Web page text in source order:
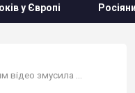
Росіяни просунулися у